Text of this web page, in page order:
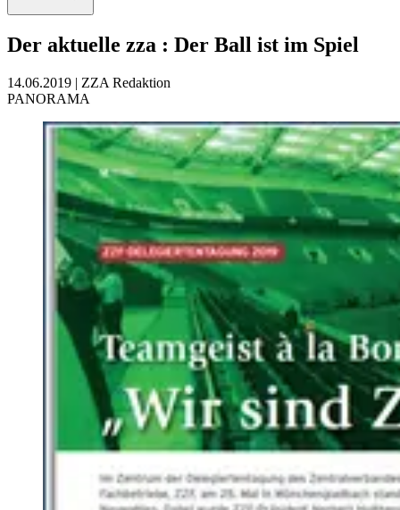
Der aktuelle zza : Der Ball ist im Spiel
14.06.2019 | ZZA Redaktion
PANORAMA